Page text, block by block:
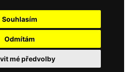
Souhlasím
Odmítám
mé předvolby